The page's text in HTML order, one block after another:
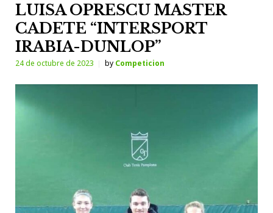
LUISA OPRESCU MASTER
CADETE “INTERSPORT
IRABIA-DUNLOP”
24 de octubre de 2023 by Competicion